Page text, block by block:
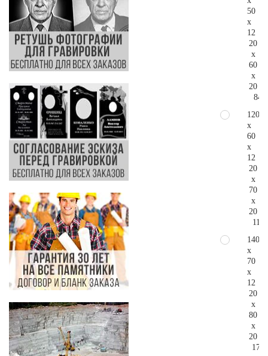
50
x
12
20
x
60
x
20
120
x
60
x
12
20
x
70
x
20
140
x
70
x
12
20
x
80
x
20